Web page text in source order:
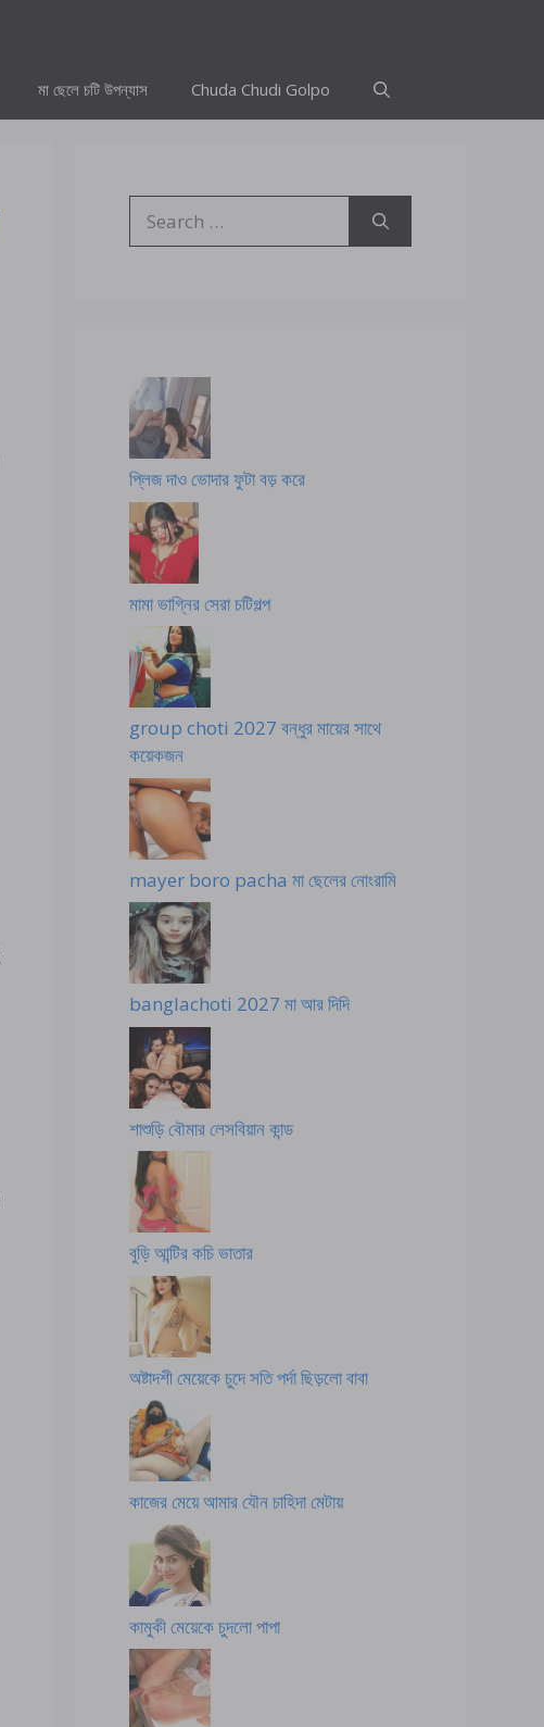
মা ছেলে চটি উপন্যাস Chuda Chudi Golpo
for:
প্লিজ দাও ভোদার ফুটা বড় করে
মামা ভাগ্নির সেরা চটিগল্প
group choti 2027 বন্ধুর মায়ের সাথে
কয়েকজন
mayer boro pacha মা ছেলের নোংরামি
banglachoti 2027 মা আর দিদি
শাশুড়ি বৌমার লেসবিয়ান কান্ড
বুড়ি আন্টির কচি ভাতার
অষ্টাদশী মেয়েকে চুদে সতি পর্দা ছিড়লো বাবা
কাজের মেয়ে আমার যৌন চাহিদা মেটায়
কামুকী মেয়েকে চুদলো পাপা